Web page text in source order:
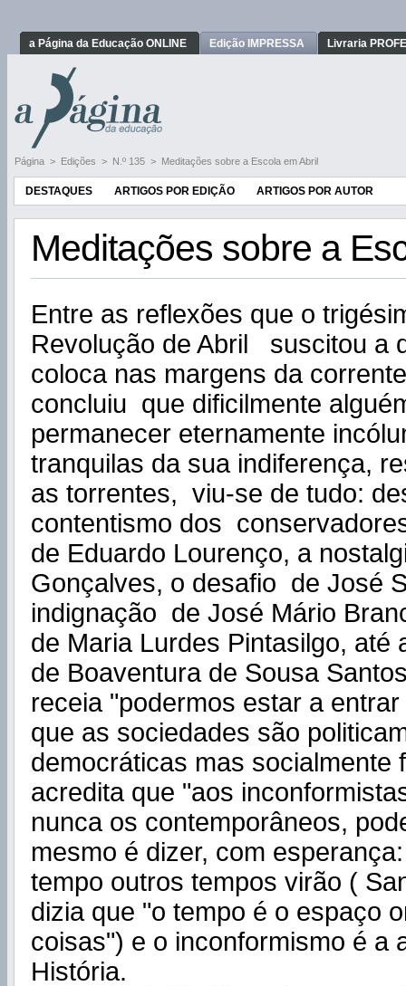
a Página da Educação ONLINE Edição IMPRESSA Livraria
Página > Edições > N.º 135 > Meditações sobre a Escola em Abril
DESTAQUES ARTIGOS POR EDIÇÃO ARTIGOS POR AUTOR
Meditações sobre a
Entre as reflexões que o
Revolução de Abril suscitou a
coloca nas margens da
concluiu que dificilmente
permanecer eternamente
tranquilas da sua indiferença,
as torrentes, viu-se de tudo:
contentismo dos
de Eduardo Lourenço, a
Gonçalves, o desafio de José
indignação de José Mário
de Maria Lurdes Pintasilgo, até
de Boaventura de Sousa
receia "podermos estar a
que as sociedades são
democráticas mas socialmente
acredita que "aos
nunca os contemporâneos,
mesmo é dizer, com
tempo outros tempos virão (
dizia que "o tempo é o espaço
coisas") e o inconformismo é a
História.